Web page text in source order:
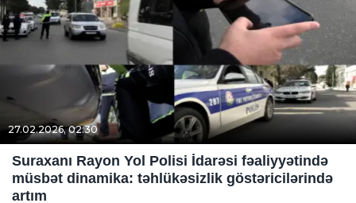
27.02.2026, 02:30
Suraxanı Rayon Yol Polisi İdarəsi fəaliyyətində
müsbət dinamika: təhlükəsizlik göstəricilərində
artım